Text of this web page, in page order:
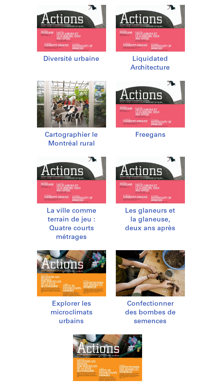
Diversité urbaine
Liquidated
Architecture
Cartographier le
Montréal rural
Freegans
La ville comme
terrain de jeu :
Quatre courts
métrages
Les glaneurs et
la glaneuse,
deux ans après
Explorer les
microclimats
urbains
Confectionner
des bombes de
semences